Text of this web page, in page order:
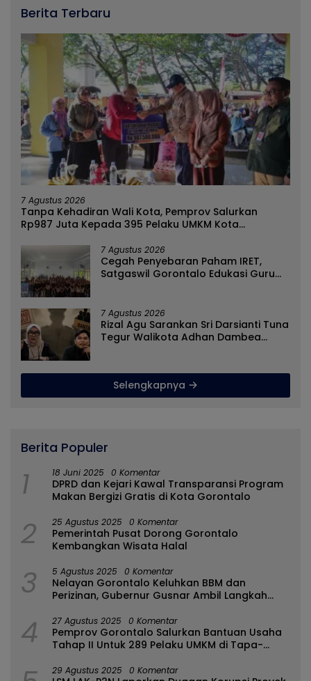
Berita Terbaru
7 Agustus 2026
Tanpa Kehadiran Wali Kota, Pemprov Salurkan
Rp987 Juta Kepada 395 Pelaku UMKM Kota
7 Agustus 2026
Cegah Penyebaran Paham IRET,
Satgaswil Gorontalo Edukasi Guru
7 Agustus 2026
Rizal Agu Sarankan Sri Darsianti Tuna
Tegur Walikota Adhan Dambea
Selengkapnya
Berita Populer
1 18 Juni 2025 0 Komentar
DPRD dan Kejari Kawal Transparansi Program
Makan Bergizi Gratis di Kota Gorontalo
2 25 Agustus 2025 0 Komentar
Pemerintah Pusat Dorong Gorontalo
Kembangkan Wisata Halal
3 5 Agustus 2025 0 Komentar
Nelayan Gorontalo Keluhkan BBM dan
Perizinan, Gubernur Gusnar Ambil Langkah
4 27 Agustus 2025 0 Komentar
Pemprov Gorontalo Salurkan Bantuan Usaha
Tahap II Untuk 289 Pelaku UMKM di Tapa-
29 Agustus 2025 0 Komentar